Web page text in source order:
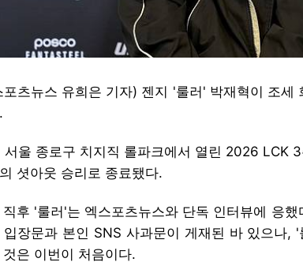
포츠뉴스 유희은 기자) 젠지 '룰러' 박재혁이 조세
서울 종로구 치지직 롤파크에서 열린 2026 LCK
셧아웃 승리로 종료됐다.
직후 '룰러'는 엑스포츠뉴스와 단독 인터뷰에 응
입장문과 본인 SNS 사과문이 게재된 바 있으나,
것은 이번이 처음이다.